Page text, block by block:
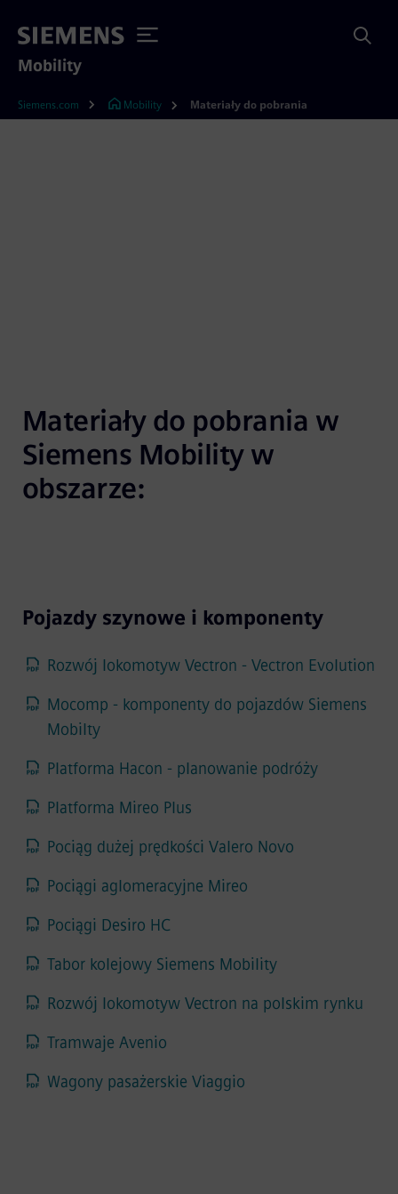
Mobility
Siemens.com Mobility Materiały do pobrania
Materiały do pobrania w
Siemens Mobility w
obszarze:
Pojazdy szynowe i komponenty
Rozwój lokomotyw Vectron - Vectron Evolution
Mocomp - komponenty do pojazdów Siemens
Mobilty
Platforma Hacon - planowanie podróży
Platforma Mireo Plus
Pociąg dużej prędkości Valero Novo
Pociągi aglomeracyjne Mireo
Pociągi Desiro HC
Tabor kolejowy Siemens Mobility
Rozwój lokomotyw Vectron na polskim rynku
Tramwaje Avenio
Wagony pasażerskie Viaggio